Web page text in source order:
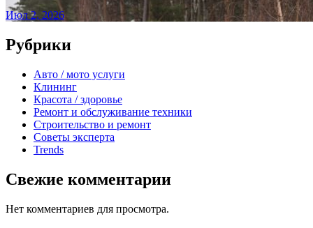
Июл 2, 2026
Рубрики
Авто / мото услуги
Клининг
Красота / здоровье
Ремонт и обслуживание техники
Строительство и ремонт
Советы эксперта
Trends
Свежие комментарии
Нет комментариев для просмотра.